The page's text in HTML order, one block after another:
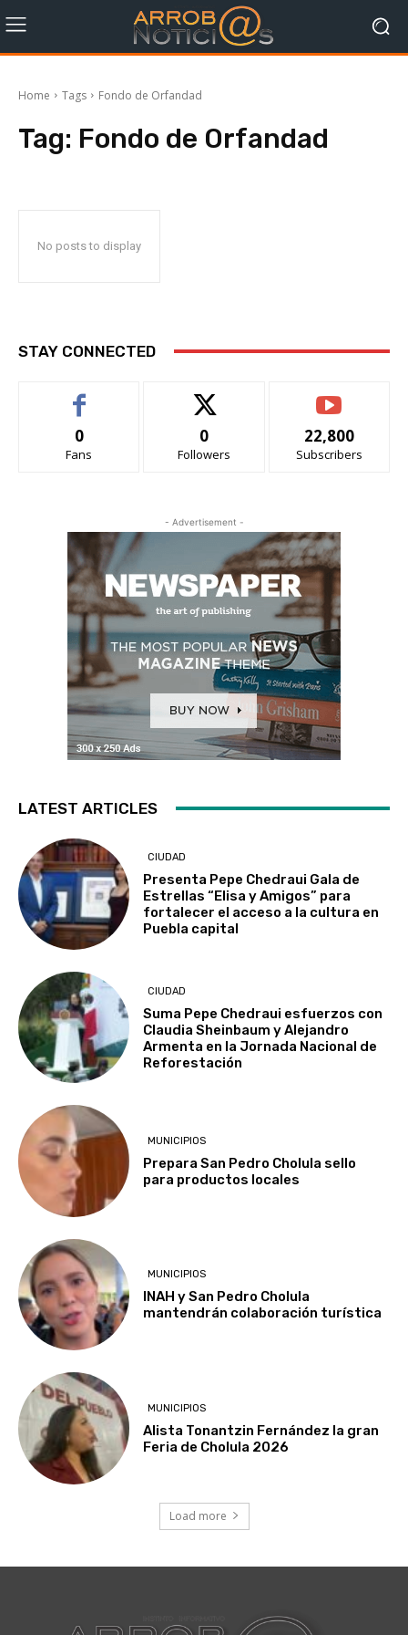
Home Tags Fondo de Orfandad
Tag: Fondo de Orfandad
No posts to display
STAY CONNECTED
0
Fans
0
Followers
22,800
Subscribers
- Advertisement -
LATEST ARTICLES
CIUDAD
Presenta Pepe Chedraui Gala de
Estrellas “Elisa y Amigos” para
fortalecer el acceso a la cultura en
Puebla capital
CIUDAD
Suma Pepe Chedraui esfuerzos con
Claudia Sheinbaum y Alejandro
Armenta en la Jornada Nacional de
Reforestación
MUNICIPIOS
Prepara San Pedro Cholula sello
para productos locales
MUNICIPIOS
INAH y San Pedro Cholula
mantendrán colaboración turística
MUNICIPIOS
Alista Tonantzin Fernández la gran
Feria de Cholula 2026
Load more